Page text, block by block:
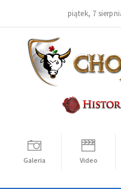
piątek, 7
Galeria Video